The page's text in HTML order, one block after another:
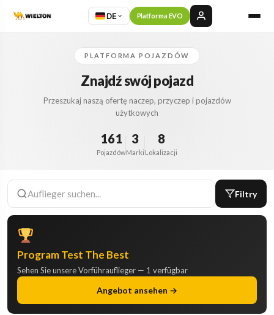
DE Platforma EVO
PLATFORMA POJAZDÓW
Znajdź swój pojazd
Przeszukaj naszą ofertę naczep, przyczep i pojazdów
użytkowych
161
Pojazdów
3
Marki
8
Lokalizacji
Filtry
Program Test The Best
Sehen Sie unsere Vorführauflieger — 1 verfügbar
Angebot ansehen →